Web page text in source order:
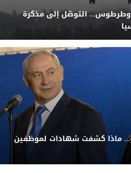
التوصّل إلى مذكرة
ماذا كشفت شهادات لموظفين